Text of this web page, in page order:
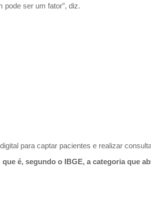
pode ser um fator”, diz.
para captar pacientes e realizar
é, segundo o IBGE, a categoria que